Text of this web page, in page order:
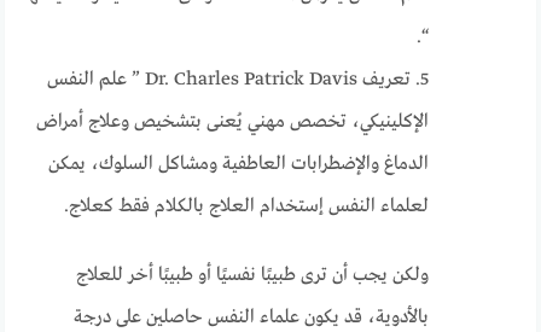
“.
5. تعريف Dr. Charles Patrick Davis ” علم النفس
الإكلينيكي، تخصص مهني يُعنى بتشخيص وعلاج أمراض
الدماغ والإضطرابات العاطفية ومشاكل السلوك، يمكن
لعلماء النفس إستخدام العلاج بالكلام فقط كعلاج.
ولكن يجب أن ترى طبيبًا نفسيًا أو طبيبًا أخر للعلاج
بالأدوية، قد يكون علماء النفس حاصلين على درجة